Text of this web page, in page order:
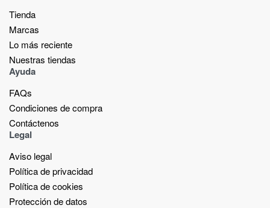
Tienda
Marcas
Lo más reciente​
Nuestras tiendas​
Ayuda
FAQs
Condiciones de compra
Contáctenos
Legal
Aviso legal
Política de privacidad
Política de cookies
Protección de datos